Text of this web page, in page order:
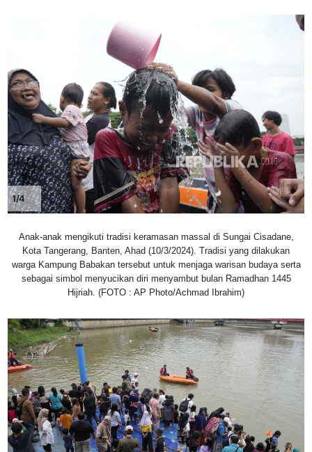
1/4
Anak-anak mengikuti tradisi keramasan massal di Sungai Cisadane,
Kota Tangerang, Banten, Ahad (10/3/2024). Tradisi yang dilakukan
warga Kampung Babakan tersebut untuk menjaga warisan budaya serta
sebagai simbol menyucikan diri menyambut bulan Ramadhan 1445
Hijriah. (FOTO : AP Photo/Achmad Ibrahim)